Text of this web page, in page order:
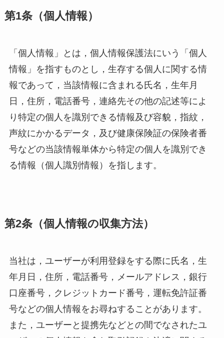
第1条（個人情報）
「個人情報」とは，個人情報保護法にいう「個人
情報」を指すものとし，生存する個人に関する情
報であって，当該情報に含まれる氏名，生年月
日，住所，電話番号，連絡先その他の記述等によ
り特定の個人を識別できる情報及び容貌，指紋，
声紋にかかるデータ，及び健康保険証の保険者番
号などの当該情報単体から特定の個人を識別でき
る情報（個人識別情報）を指します。
第2条（個人情報の収集方法）
当社は，ユーザーが利用登録をする際に氏名，生
年月日，住所，電話番号，メールアドレス，銀行
口座番号，クレジットカード番号，運転免許証番
号などの個人情報をお尋ねすることがあります。
また，ユーザーと提携先などとの間でなされたユ